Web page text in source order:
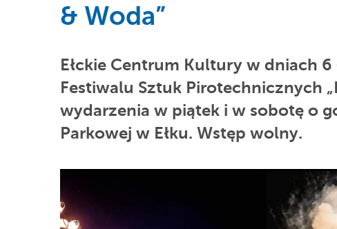
& Woda”
Ełckie Centrum Kultury w dniach
Festiwalu Sztuk Pirotechnicznych
wydarzenia w piątek i w sobotę o
Parkowej w Ełku. Wstęp wolny.